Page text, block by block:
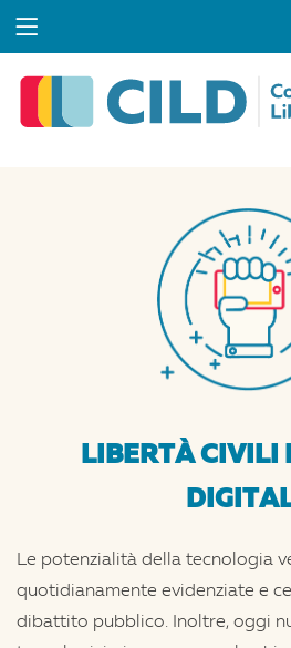
LIBERTÀ CIVILI
Le potenzialità della tecnologia
quotidianamente evidenziate e
dibattito pubblico. Inoltre, oggi